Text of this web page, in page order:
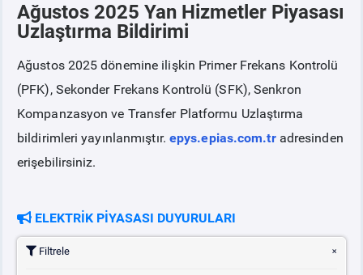
ÖRNEK FİNANS BELGELERİ
VADELİ ELEKTRİK PİYASASI
PİYASAKAYITSÜRECİ
SERBEST TÜKETİCİ
TEMİNAT
Ağustos 2025 Yan Hizmetler Piyasası
Uzlaştırma Bildirimi
Ağustos 2025 dönemine ilişkin Primer Frekans Kontrolü
(PFK), Sekonder Frekans Kontrolü (SFK), Senkron
Kompanzasyon ve Transfer Platformu Uzlaştırma
bildirimleri yayınlanmıştır. epys.epias.com.tradresinden
erişebilirsiniz.
ELEKTRİK PİYASASI DUYURULARI
Filtrele